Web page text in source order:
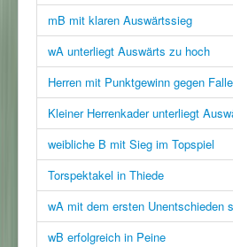
mB mit klaren Auswärtssieg
wA unterliegt Auswärts zu hoch
Herren mit Punktgewinn gegen
Kleiner Herrenkader unterliegt
weibliche B mit Sieg im Topspiel
Torspektakel in Thiede
wA mit dem ersten Unentschieden
wB erfolgreich in Peine